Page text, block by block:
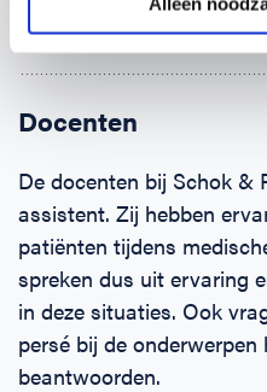
Klein letsel aan:
Docenten
De docenten bij Schok &
assistent. Zij hebben
patiënten tijdens
spreken dus uit ervaring
in deze situaties. Ook
persé bij de onderwerpen
beantwoorden.